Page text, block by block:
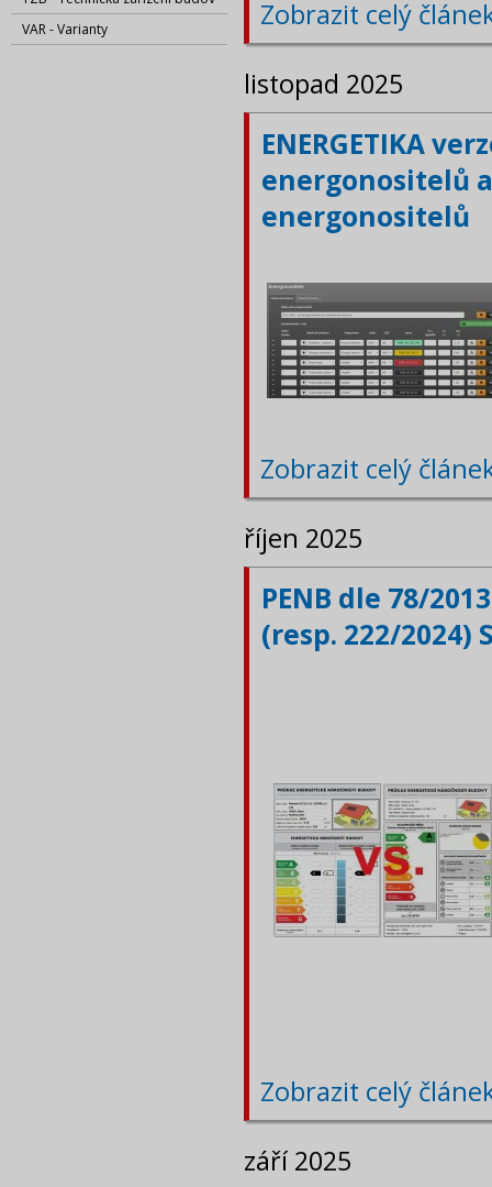
VAR - Varianty
Zobrazit celý
listopad 2025
ENERGETIKA
energonositelů
energonositelů
Zobrazit celý
říjen 2025
PENB dle 78/
(resp. 222/2024)
Zobrazit celý
září 2025